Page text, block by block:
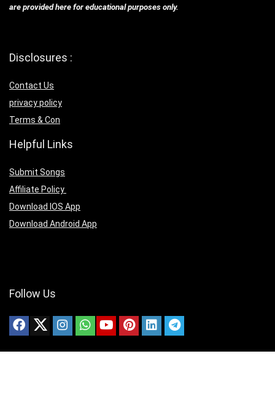
are provided here for educational purposes only.
Disclosures :
Contact Us
privacy policy
Terms & Con
Helpful Links
Submit Songs
Affiliate Policy
Download IOS App
Download Android App
Follow Us